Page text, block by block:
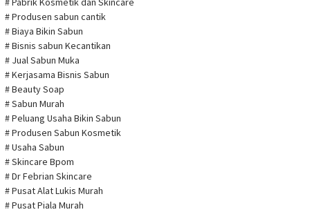
# Produsen sabun cantik
# Biaya Bikin Sabun
# Bisnis sabun Kecantikan
# Jual Sabun Muka
# Kerjasama Bisnis Sabun
# Beauty Soap
# Sabun Murah
# Peluang Usaha Bikin Sabun
# Produsen Sabun Kosmetik
# Usaha Sabun
# Skincare Bpom
# Dr Febrian Skincare
# Pusat Alat Lukis Murah
# Pusat Piala Murah